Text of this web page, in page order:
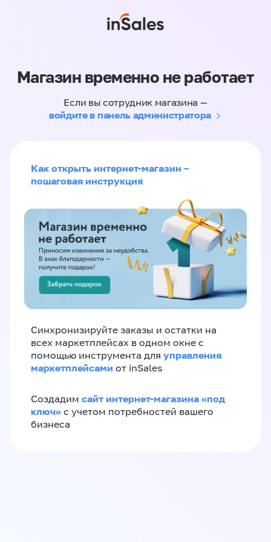
Магазин временно не работает
Если вы сотрудник магазина —
войдите в панель администратора
Как открыть интернет-магазин –
пошаговая инструкция
Синхронизируйте заказы и остатки на
всех маркетплейсах в одном окне с
помощью инструмента для управления
маркетплейсами от inSales
Создадим сайт интернет-магазина «под
ключ» с учетом потребностей вашего
бизнеса